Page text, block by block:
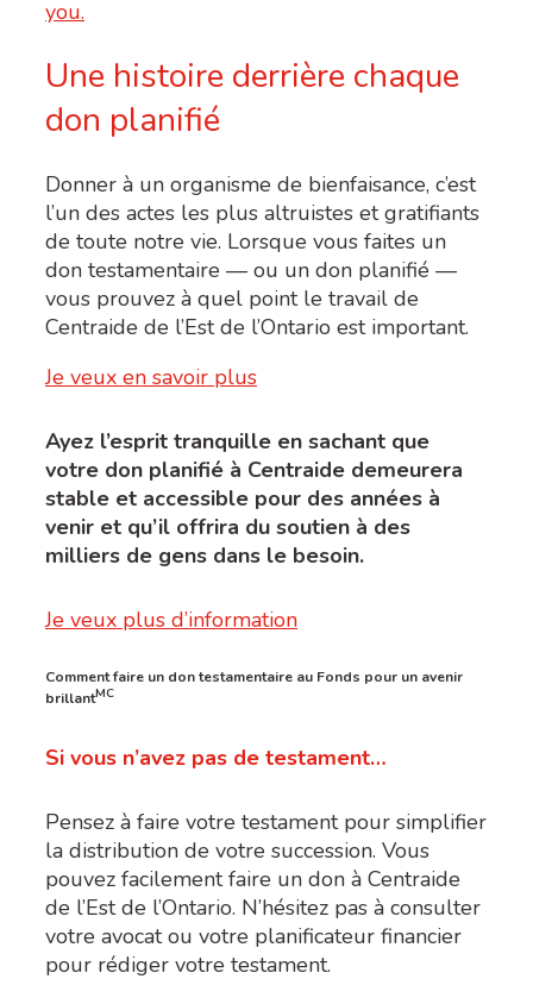
Une histoire derrière chaque
don planifié
Donner à un organisme de bienfaisance, c’est
l’un des actes les plus altruistes et gratifiants
de toute notre vie. Lorsque vous faites un
don testamentaire — ou un don planifié —
vous prouvez à quel point le travail de
Centraide de l’Est de l’Ontario est important.
Je veux en savoir plus
Ayez l’esprit tranquille en sachant que
votre don planifié à Centraide demeurera
stable et accessible pour des années à
venir et qu’il offrira du soutien à des
milliers de gens dans le besoin.
Je veux plus d’information
Comment faire un don testamentaire au Fonds pour un avenir
brillantMC
Si vous n’avez pas de testament…
Pensez à faire votre testament pour simplifier
la distribution de votre succession. Vous
pouvez facilement faire un don à Centraide
de l’Est de l’Ontario. N’hésitez pas à consulter
votre avocat ou votre planificateur financier
pour rédiger votre testament.